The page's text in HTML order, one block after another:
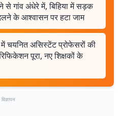
से गांव अंधेरे में, बिहिया में सड़क
के आश्वासन पर हटा जाम
में चयनित असिस्टेंट प्रोफेसरों की
पूरा, नए शिक्षकों के
विज्ञापन